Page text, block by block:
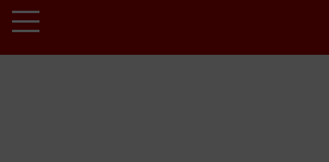
Menú
principal